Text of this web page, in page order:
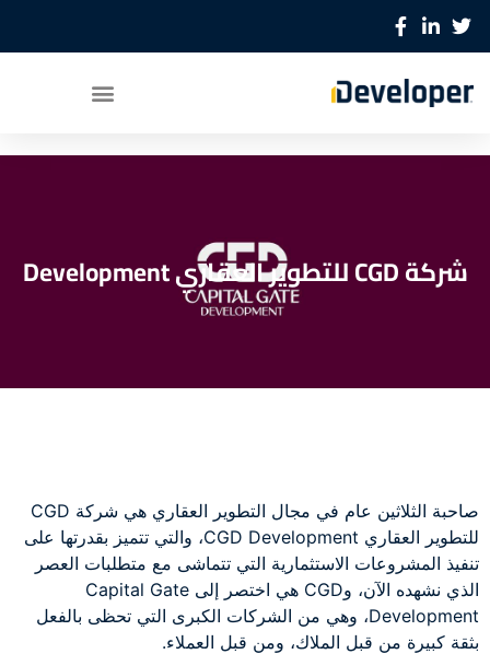
شركة CGD للتطوير العقاري Development
صاحبة الثلاثين عام في مجال التطوير العقاري هي شركة CGD
للتطوير العقاري CGD Development، والتي تتميز بقدرتها على
تنفيذ المشروعات الاستثمارية التي تتماشى مع متطلبات العصر
الذي نشهده الآن، وCGD هي اختصر إلى Capital Gate
Development، وهي من الشركات الكبرى التي تحظى بالفعل
بثقة كبيرة من قبل الملاك، ومن قبل العملاء.